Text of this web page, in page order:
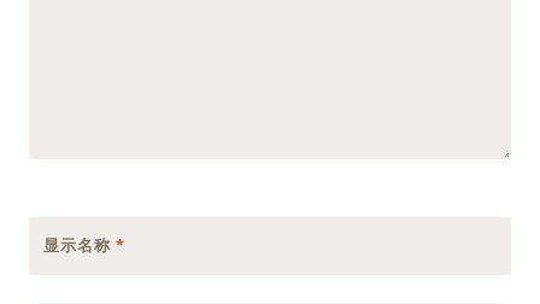
显示名称 *